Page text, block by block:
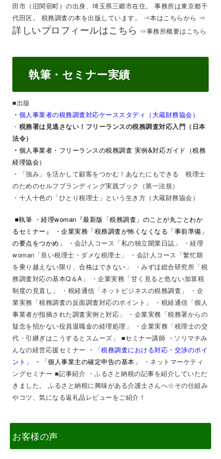
田市（旧関宿町）の出身、埼玉県三郷市在住。 事務所は東京都千
代田区。 税務調査の本を出版しています。 ⇒本はこちらから ⇒
詳しいプロフィールはこちら ⇒事務所概要はこちら
執筆・セミナー実績
■出版
・ 個人事業者の税務調査対応ケーススタディ（大蔵財務協会）
・ 税務署は見逃さない！フリーランスの税務調査対応入門（日本
法令）
・ 個人事業者・フリーランスの税務調査 実例&対応ガイド（税務
経理協会）
・
「強み」を活かして顧客をつかむ！あなたにもできる 税理士
のためのセルフブランディング実践ブック（第一法規）
・ 十人十色の「ひとり税理士」という生き方（大蔵財務協会）
■執筆 ・経理woman『最新版「税務調査」のことが丸ごとわか
るセミナー』
・企業実務「税務調査が怖くなくなる「事前準備」
の要点をつかめ」
・会計人コース「私の独立開業日誌」
・経理
woman「良い税理士・ダメな税理士」
・会計人コース「繁忙期
を乗り越えない限り、合格はできない」
・みずほ総合研究所「税
務調査対応の基本Q＆A」 ・企業実務「甘く見ると危ない加算税
制度の見直し」 ・税経通信「ネットビジネスの税務調査」 ・企
業実務「税務調査の反面調査対応のポイント」 ・税経通信「個人
事業者が指摘された調査実例と対応」 ・企業実務「税務署からの
疑念を招かない役員退職金の経理処理」 ・企業実務「税理士の交
代・引継ぎはこうするとスムーズ 」 ■セミナー講師 ・ソリマチみ
んなの経営応援セミナー ・
「税務調査における対応・交渉のポイ
ント」
・「個人事業主の確定申告の基本」
・ネットマーケティ
ングセミナー ■記事紹介 ・ふるさと納税の記事を紹介していただ
きました。 ふるさと納税に興味がある介護士さんへ☆その仕組み
やコツ、気になる返礼品レビューをご紹介！
お客様の声